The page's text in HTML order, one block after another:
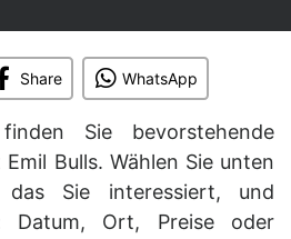
Share WhatsApp
Sie bevorstehende
Bulls. Wählen Sie unten
Sie interessiert, und
Datum, Ort, Preise oder